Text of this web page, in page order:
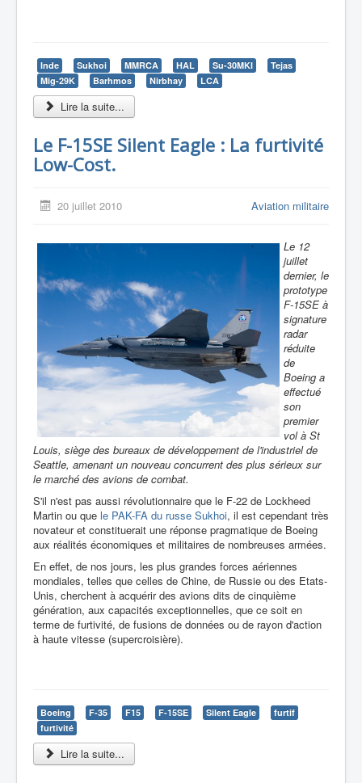
Inde Sukhoi MMRCA HAL Su-30MKI
Tejas
Mig-29K
Barhmos Nirbhay LCA
Lire la suite...
Le F-15SE Silent Eagle : La furtivité
Low-Cost.
20 juillet 2010 Aviation militaire
Le 12
juillet
dernier, le
prototype
F-15SE à
signature
radar
réduite
de
Boeing a
effectué
son
premier
vol à St
Louis, siège des bureaux de développement de l'industriel de
Seattle, amenant un nouveau concurrent des plus sérieux sur
le marché des avions de combat.
S'il n'est pas aussi révolutionnaire que le F-22 de Lockheed
Martin ou que le PAK-FA du russe Sukhoi, il est cependant très
novateur et constituerait une réponse pragmatique de Boeing
aux réalités économiques et militaires de nombreuses armées.
En effet, de nos jours, les plus grandes forces aériennes
mondiales, telles que celles de Chine, de Russie ou des Etats-
Unis, cherchent à acquérir des avions dits de cinquième
génération, aux capacités exceptionnelles, que ce soit en
terme de furtivité, de fusions de données ou de rayon d'action
à haute vitesse (supercroisière).
Boeing F-35 F15 F-15SE Silent Eagle
furtif
furtivité
Lire la suite...